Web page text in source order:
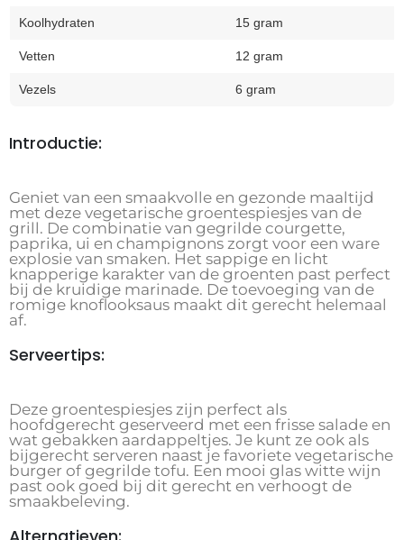
Koolhydraten 15 gram
Vetten 12 gram
Vezels 6 gram
Introductie:
Geniet van een smaakvolle en gezonde maaltijd
met deze vegetarische groentespiesjes van de
grill. De combinatie van gegrilde courgette,
paprika, ui en champignons zorgt voor een ware
explosie van smaken. Het sappige en licht
knapperige karakter van de groenten past perfect
bij de kruidige marinade. De toevoeging van de
romige knoflooksaus maakt dit gerecht helemaal
af.
Serveertips:
Deze groentespiesjes zijn perfect als
hoofdgerecht geserveerd met een frisse salade en
wat gebakken aardappeltjes. Je kunt ze ook als
bijgerecht serveren naast je favoriete vegetarische
burger of gegrilde tofu. Een mooi glas witte wijn
past ook goed bij dit gerecht en verhoogt de
smaakbeleving.